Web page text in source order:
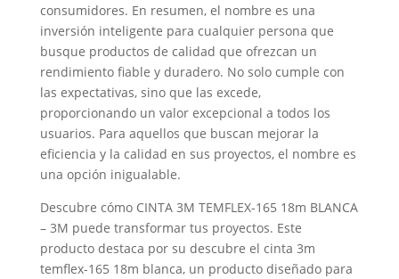
consumidores. En resumen, el nombre es una
inversión inteligente para cualquier persona que
busque productos de calidad que ofrezcan un
rendimiento fiable y duradero. No solo cumple con
las expectativas, sino que las excede,
proporcionando un valor excepcional a todos los
usuarios. Para aquellos que buscan mejorar la
eficiencia y la calidad en sus proyectos, el nombre es
una opción inigualable.
Descubre cómo CINTA 3M TEMFLEX-165 18m BLANCA
– 3M puede transformar tus proyectos. Este
producto destaca por su descubre el cinta 3m
temflex-165 18m blanca, un producto diseñado para